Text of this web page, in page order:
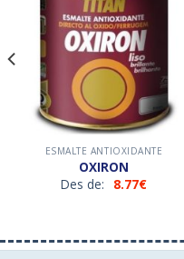
deseos
ESMALTE ANTIOXIDANTE
OXIRON
Des de:
8.77€